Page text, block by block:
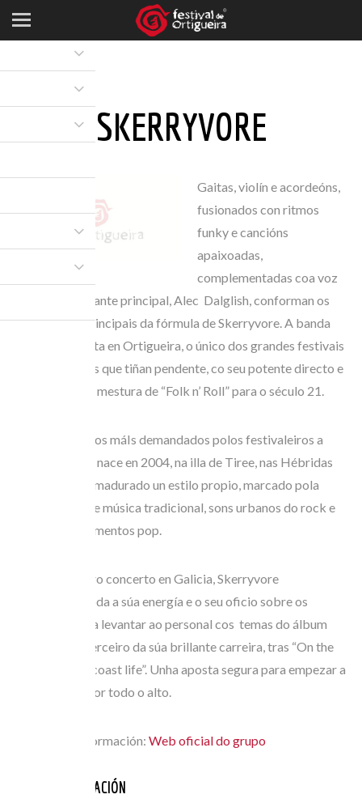
SKERRYVORE
Gaitas, violín e acordeóns,
fusionados con ritmos
funky e cancións
apaixoadas,
complementadas coa voz
en alza do cantante principal, Alec Dalglish, conforman os
ingredientes principais da fórmula de Skerryvore. A banda
escocesa debuta en Ortigueira, o único dos grandes festivais
celtas europeos que tiñan pendente, co seu potente directo e
a súa premiada mestura de “Folk n’ Roll” para o século 21.
O sexteto, un dos máIs demandados polos festivaleiros a
nace en 2004, na illa de Tiree, nas Hébridas
escocesas, ten madurado un estilo propio, marcado pola
combinación de música tradicional, sons urbanos do rock e
non poucos elementos pop.
No seu primeiro concerto en Galicia, Skerryvore
despregarán toda a súa energía e o seu oficio sobre os
escenarios para levantar ao personal cos temas do álbum
homónimo, o terceiro da súa brillante carreira, tras “On the
road” e “West coast life”. Unha aposta segura para empezar a
edición 2011 por todo o alto.
Máis Información: Web oficial do grupo
ANOS PARTICIPACIÓN